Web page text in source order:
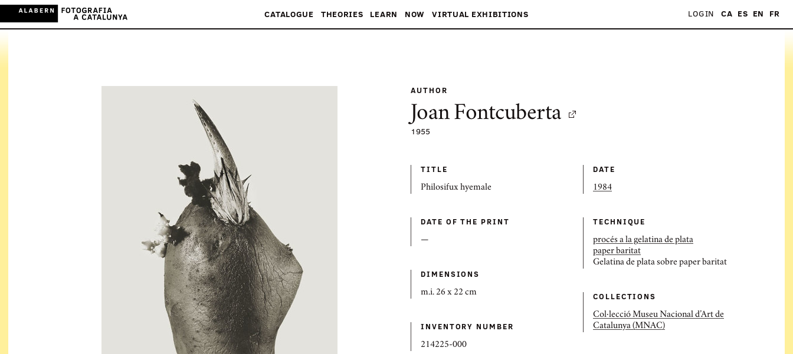
CATALOGUE THEORIES LEARN NOW VIRTUAL EXHIBITIONS LOGIN CA ES EN FR
AUTHOR
Joan Fontcuberta
1955
TITLE
Philosifux hyemale
DATE
1984
DATE OF THE PRINT
—
TECHNIQUE
procés a la gelatina de plata
paper baritat
Gelatina de plata sobre paper baritat
DIMENSIONS
m.i. 26 x 22 cm COLLECTIONS
Col·lecció Museu Nacional d’Art de
Catalunya (MNAC)
INVENTORY NUMBER
214225-000